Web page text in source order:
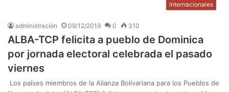
Internacionales
administración 09/12/2019 0 310
ALBA-TCP felicita a pueblo de Dominica
por jornada electoral celebrada el pasado
viernes
Los países miembros de la Alianza Bolivariana para los Pueblos de